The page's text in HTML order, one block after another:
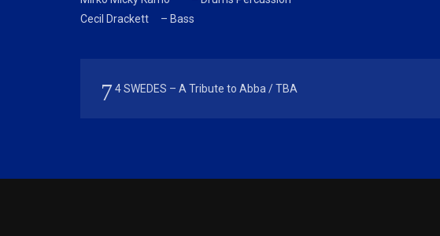
Cecil Drackett – Bass
4 SWEDES – A Tribute to Abba / TBA